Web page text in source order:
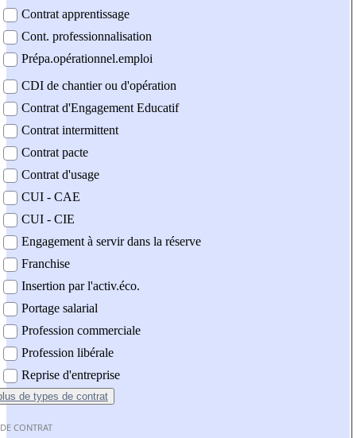
Contrat apprentissage
Cont. professionnalisation
Prépa.opérationnel.emploi
CDI de chantier ou d'opération
Contrat d'Engagement Educatif
Contrat intermittent
Contrat pacte
Contrat d'usage
CUI - CAE
CUI - CIE
Engagement à servir dans la réserve
Franchise
Insertion par l'activ.éco.
Portage salarial
Profession commerciale
Profession libérale
Reprise d'entreprise
de types de contrat
CONTRAT